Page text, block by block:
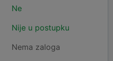
Ne
Nije u postupku
Nema zaloga